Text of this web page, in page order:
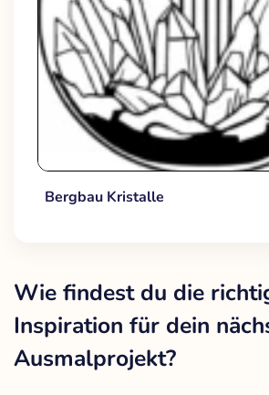
Bergbau Kristalle
Wie findest du die
Inspiration für dein
Ausmalprojekt?